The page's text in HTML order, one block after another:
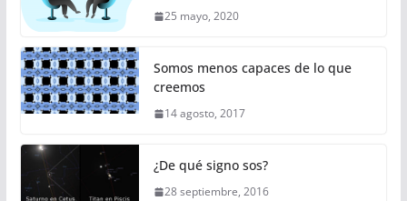
25 mayo, 2020
Somos menos capaces de lo que
creemos
14 agosto, 2017
¿De qué signo sos?
28 septiembre, 2016